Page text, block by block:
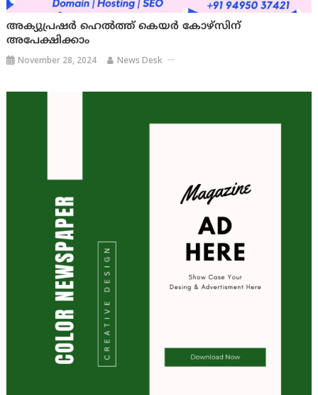
അക്യുപ്രഷര്‍ ഹെല്‍ത്ത് കെയര്‍ കോഴ്‌സിന്
അപേക്ഷിക്കാം
November 28, 2024 News Desk